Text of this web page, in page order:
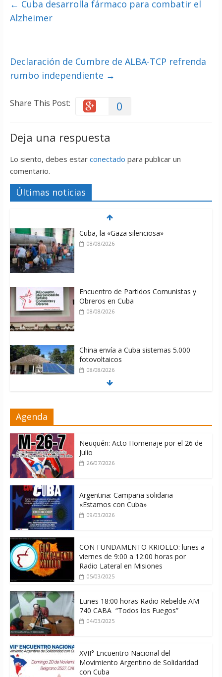
← Cuba desarrolla fármaco para combatir el
Alzheimer
Declaración de Cumbre de ALBA-TCP refrenda
rumbo independiente →
Share This Post: 0
Deja una respuesta
Lo siento, debes estar conectado para publicar un
comentario.
Últimas noticias
Cuba, la «Gaza silenciosa»
08/08/2026
Encuentro de Partidos Comunistas y
Obreros en Cuba
08/08/2026
China envía a Cuba sistemas 5.000
fotovoltaicos
08/08/2026
Cuba
Agenda
Neuquén: Acto Homenaje por el 26 de
Julio
26/07/2026
Argentina: Campaña solidaria
«Estamos con Cuba»
09/03/2026
CON FUNDAMENTO KRIOLLO: lunes a
viernes de 9:00 a 12:00 horas por
Radio Lateral en Misiones
05/03/2025
Lunes 18:00 horas Radio Rebelde AM
740 CABA “Todos los Fuegos”
04/03/2025
XVII° Encuentro Nacional del
Movimiento Argentino de Solidaridad
con Cuba